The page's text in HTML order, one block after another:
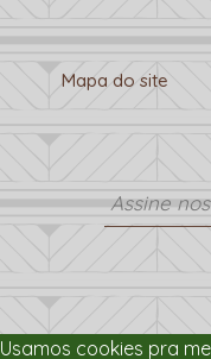
Mapa do site
Usamos cookies pra